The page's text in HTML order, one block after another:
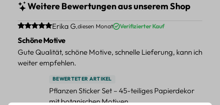
Weitere Bewertungen aus unserem Shop
Durchschnittliche Bewertung von 5 von 5 Sternen
Erika G.diesen Monat Verifizierter Kauf
Schöne Motive
Gute Qualität, schöne Motive, schnelle Lieferung, kann ich
weiter empfehlen.
BEWERTETER ARTIKEL
Pflanzen Sticker Set – 45-teiliges Papierdekor
mit botanischen Motiven